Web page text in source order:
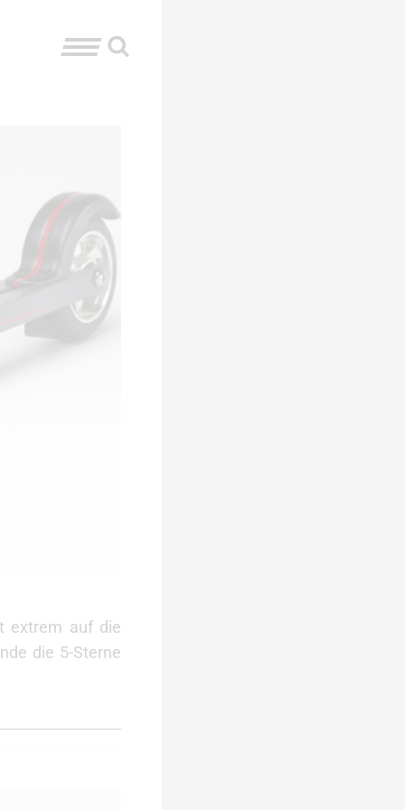
extrem auf die
die 5-Sterne